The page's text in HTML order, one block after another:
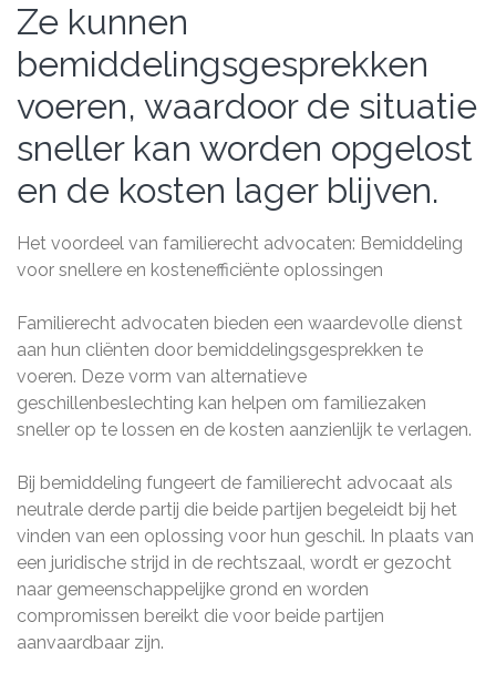
Ze kunnen
bemiddelingsgesprekken
voeren, waardoor de situatie
sneller kan worden opgelost
en de kosten lager blijven.
Het voordeel van familierecht advocaten: Bemiddeling
voor snellere en kostenefficiënte oplossingen
Familierecht advocaten bieden een waardevolle dienst
aan hun cliënten door bemiddelingsgesprekken te
voeren. Deze vorm van alternatieve
geschillenbeslechting kan helpen om familiezaken
sneller op te lossen en de kosten aanzienlijk te verlagen.
Bij bemiddeling fungeert de familierecht advocaat als
neutrale derde partij die beide partijen begeleidt bij het
vinden van een oplossing voor hun geschil. In plaats van
een juridische strijd in de rechtszaal, wordt er gezocht
naar gemeenschappelijke grond en worden
compromissen bereikt die voor beide partijen
aanvaardbaar zijn.